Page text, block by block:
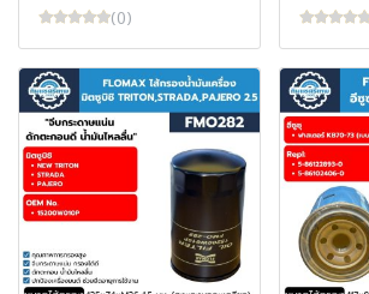
(0)